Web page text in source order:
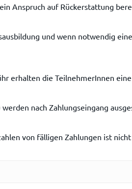
Anspruch auf Rückerstattung
und wenn notwendig
erhalten die TeilnehmerInnen
nach Zahlungseingang
von fälligen Zahlungen ist